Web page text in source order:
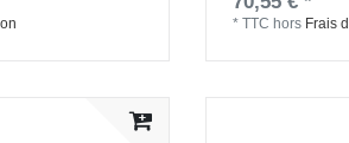
*TTC hors Frais